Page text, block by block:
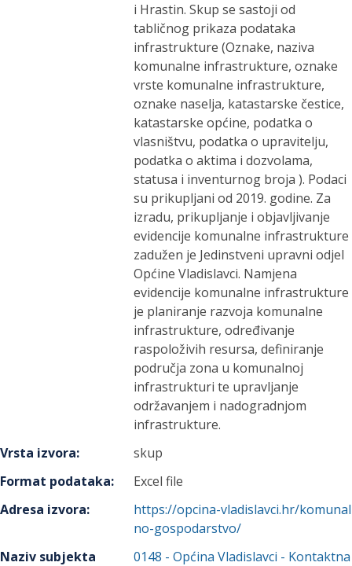
i Hrastin. Skup se sastoji od
tabličnog prikaza podataka
infrastrukture (Oznake, naziva
komunalne infrastrukture, oznake
vrste komunalne infrastrukture,
oznake naselja, katastarske čestice,
katastarske općine, podatka o
vlasništvu, podatka o upravitelju,
podatka o aktima i dozvolama,
statusa i inventurnog broja ). Podaci
su prikupljani od 2019. godine. Za
izradu, prikupljanje i objavljivanje
evidencije komunalne infrastrukture
zadužen je Jedinstveni upravni odjel
Općine Vladislavci. Namjena
evidencije komunalne infrastrukture
je planiranje razvoja komunalne
infrastrukture, određivanje
raspoloživih resursa, definiranje
područja zona u komunalnoj
infrastrukturi te upravljanje
održavanjem i nadogradnjom
infrastrukture.
Vrsta izvora:
skup
Format podataka:
Excel file
Adresa izvora:
https://opcina-vladislavci.hr/komunal
no-gospodarstvo/
Naziv subjekta
0148 -Općina Vladislavci - Kontaktna